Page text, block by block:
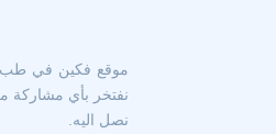
موقع فكين في طب
نفتخر بأي مشاركة
نصل اليه.